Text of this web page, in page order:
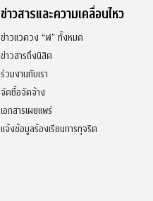
ข่าวสารและความเคลื่อนไหว
ข่าวแวดวง “ฬ” ทั้งหมด
ข่าวสารถึงนิสิต
ร่วมงานกับเรา
จัดซื้อจัดจ้าง
เอกสารเผยแพร่
แจ้งข้อมูลร้องเรียนการทุจริต